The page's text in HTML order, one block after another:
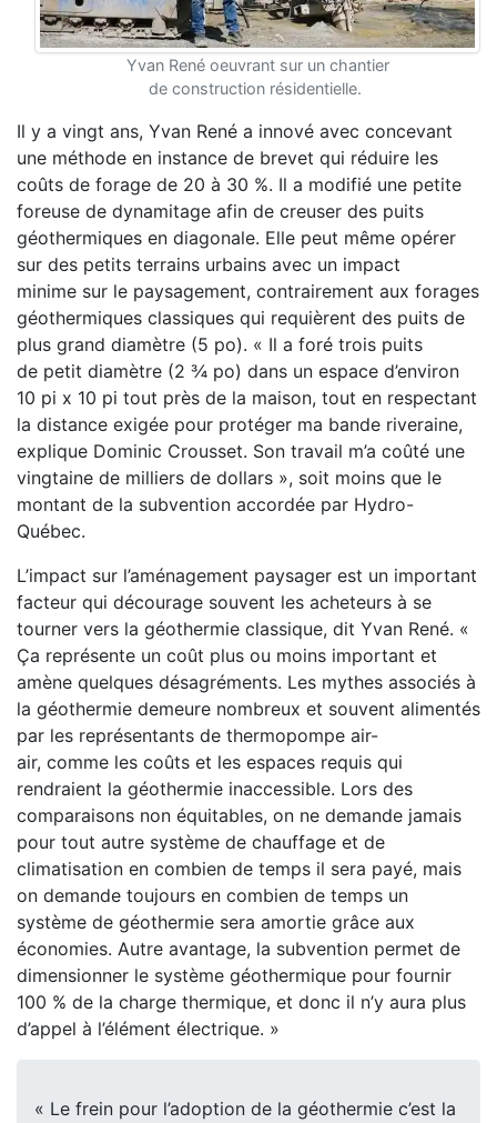
Yvan René oeuvrant sur un chantier
de construction résidentielle.
Il y a vingt ans, Yvan René a innové avec concevant
une méthode en instance de brevet qui réduire les
coûts de forage de 20 à 30 %. Il a modifié une petite
foreuse de dynamitage afin de creuser des puits
géothermiques en diagonale. Elle peut même opérer
sur des petits terrains urbains avec un impact
minime sur le paysagement, contrairement aux forages
géothermiques classiques qui requièrent des puits de
plus grand diamètre (5 po). « Il a foré trois puits
de petit diamètre (2 ¾ po) dans un espace d’environ
10 pi x 10 pi tout près de la maison, tout en respectant
la distance exigée pour protéger ma bande riveraine,
explique Dominic Crousset. Son travail m’a coûté une
vingtaine de milliers de dollars », soit moins que le
montant de la subvention accordée par Hydro-
Québec.
L’impact sur l’aménagement paysager est un important
facteur qui décourage souvent les acheteurs à se
tourner vers la géothermie classique, dit Yvan René. «
Ça représente un coût plus ou moins important et
amène quelques désagréments. Les mythes associés à
la géothermie demeure nombreux et souvent alimentés
par les représentants de thermopompe air-
air, comme les coûts et les espaces requis qui
rendraient la géothermie inaccessible. Lors des
comparaisons non équitables, on ne demande jamais
pour tout autre système de chauffage et de
climatisation en combien de temps il sera payé, mais
on demande toujours en combien de temps un
système de géothermie sera amortie grâce aux
économies. Autre avantage, la subvention permet de
dimensionner le système géothermique pour fournir
100 % de la charge thermique, et donc il n’y aura plus
d’appel à l’élément électrique. »
« Le frein pour l’adoption de la géothermie c’est la